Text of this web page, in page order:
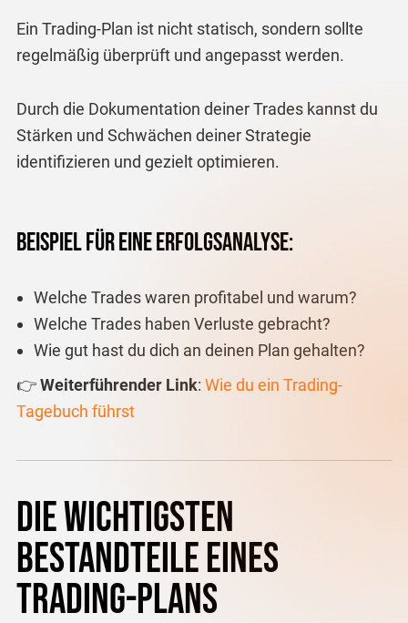
Ein Trading-Plan ist nicht statisch, sondern sollte
regelmäßig überprüft und angepasst werden.
Durch die Dokumentation deiner Trades kannst du
Stärken und Schwächen deiner Strategie
identifizieren und gezielt optimieren.
Beispiel für eine Erfolgsanalyse:
Welche Trades waren profitabel und warum?
Welche Trades haben Verluste gebracht?
Wie gut hast du dich an deinen Plan gehalten?
👉Weiterführender Link:Wie du ein Trading-
Tagebuch führst
Die wichtigsten
Bestandteile eines
Trading-Plans